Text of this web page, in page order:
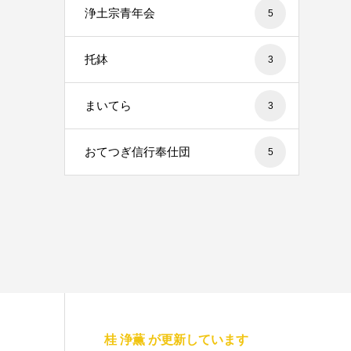
浄土宗青年会 5
托鉢 3
まいてら 3
おてつぎ信行奉仕団 5
桂 浄薫 が更新しています